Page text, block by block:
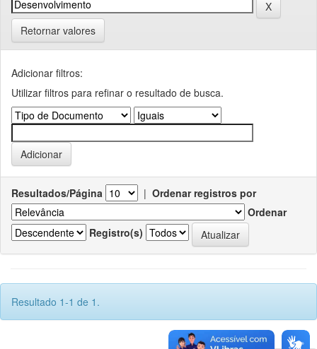
Retornar valores
Adicionar filtros:
Utilizar filtros para refinar o resultado de busca.
Resultados/Página | Ordenar registros por
Ordenar
Registro(s)
Resultado 1-1 de 1.